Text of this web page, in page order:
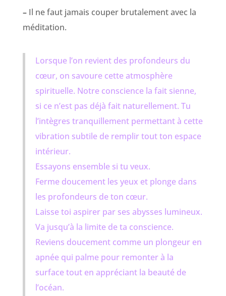
– Il ne faut jamais couper brutalement avec la
méditation.
Lorsque l’on revient des profondeurs du
cœur, on savoure cette atmosphère
spirituelle. Notre conscience la fait sienne,
si ce n’est pas déjà fait naturellement. Tu
l’intègres tranquillement permettant à cette
vibration subtile de remplir tout ton espace
intérieur.
Essayons ensemble si tu veux.
Ferme doucement les yeux et plonge dans
les profondeurs de ton cœur.
Laisse toi aspirer par ses abysses lumineux.
Va jusqu’à la limite de ta conscience.
Reviens doucement comme un plongeur en
apnée qui palme pour remonter à la
surface tout en appréciant la beauté de
l’océan.